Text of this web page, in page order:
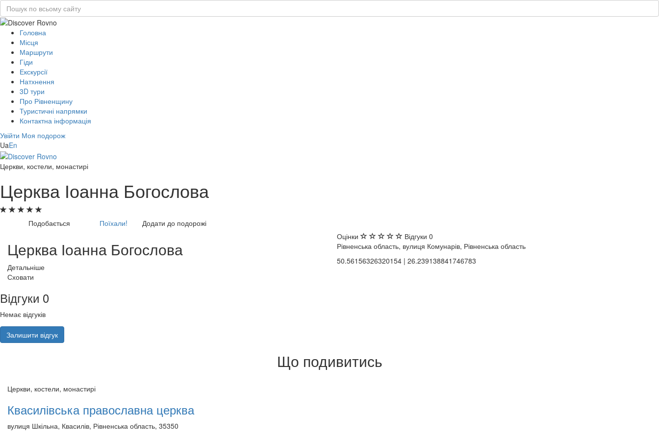
Головна
Місця
Маршрути
Гіди
Екскурсії
Натхнення
3D тури
Про Рівненщину
Туристичні напрямки
Контактна інформація
Увійти Моя подорож
UaEn
Церкви, костели, монастирі
Церква Іоанна Богослова
Подобається Поїхали! Додати до подорожі
Церква Іоанна Богослова
Детальніше
Сховати
Оцінки Відгуки 0
Рівненська область, вулиця Комунарів, Рівненська область
50.56156326320154 | 26.239138841746783
Відгуки 0
Немає відгуків
Залишити відгук
Що подивитись
Церкви, костели, монастирі
Квасилівська православна церква
вулиця Шкільна, Квасилів, Рівненська область, 35350